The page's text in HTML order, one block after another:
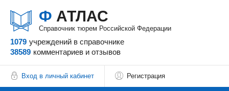
Ф АТЛАС
Справочник тюрем Российской Федерации
1079 учреждений в справочнике
38589 комментариев и отзывов
Вход в личный кабинет Регистрация